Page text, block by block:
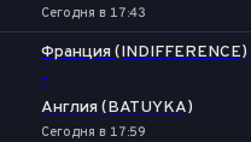
Сегодня в 17:43
Франция (INDIFFERENCE)
-
Англия (BATUYKA)
Сегодня в 17:59